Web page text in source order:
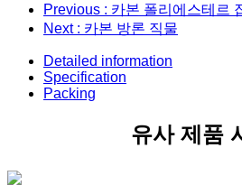
Previous : 카본 폴리에스테르
Next : 카본 방론 직물
Detailed information
Specification
Packing
유사 제품